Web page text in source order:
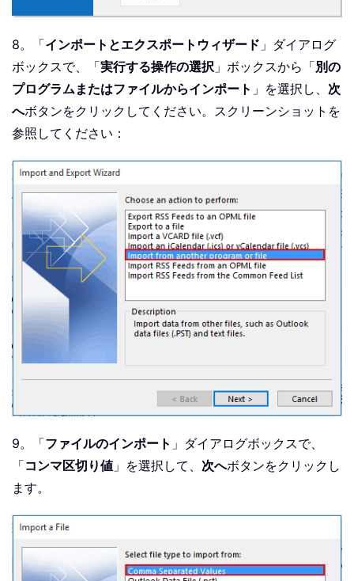
8。「インポートとエクスポートウィザード 」ダイアログ
ボックスで、「実行する操作の選択 」ボックスから「別の
プログラムまたはファイルからインポート 」を選択し、 次
へボタンをクリックしてください。スクリーンショットを
参照してください：
9。「ファイルのインポート 」ダイアログボックスで、
「コンマ区切り値 」を選択して、 次へボタンをクリックし
ます。